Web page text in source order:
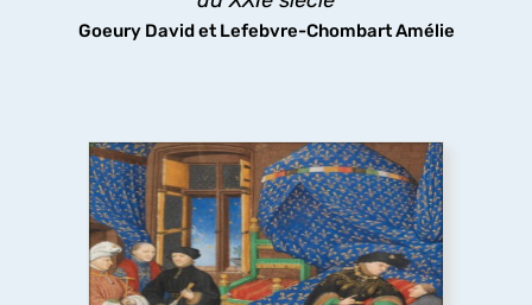
Goeury David et Lefebvre-Chombart Amélie
Charles VI ou les paradoxes d’un règne